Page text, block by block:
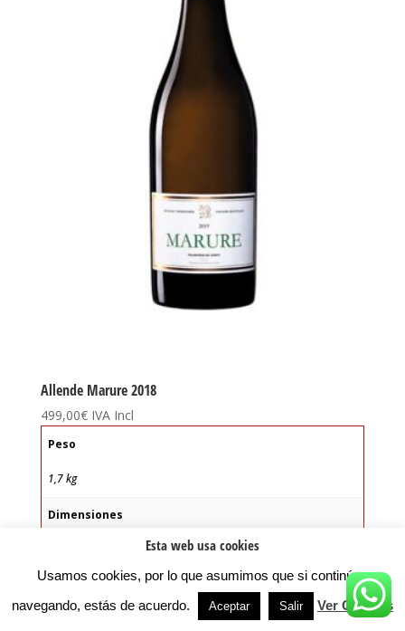
Allende Marure 2018
499,00€ IVA Incl
Peso
1,7 kg
Dimensiones
Tipo de vino:
Esta web usa cookies
Usamos cookies, por lo que asumimos que si continúas
navegando, estás de acuerdo.
Aceptar Salir Ver Cookies